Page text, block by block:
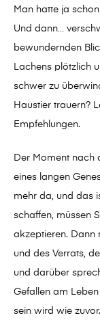
Man hatte ja
Und dann…
bewundernden
Lachens plötzlich
schwer zu
Haustier trauern?
Empfehlungen.
Der Moment nach
eines langen
mehr da, und das
schaffen, müssen
akzeptieren. Dann
und des Verrats,
und darüber
Gefallen am
sein wird wie zuvor.